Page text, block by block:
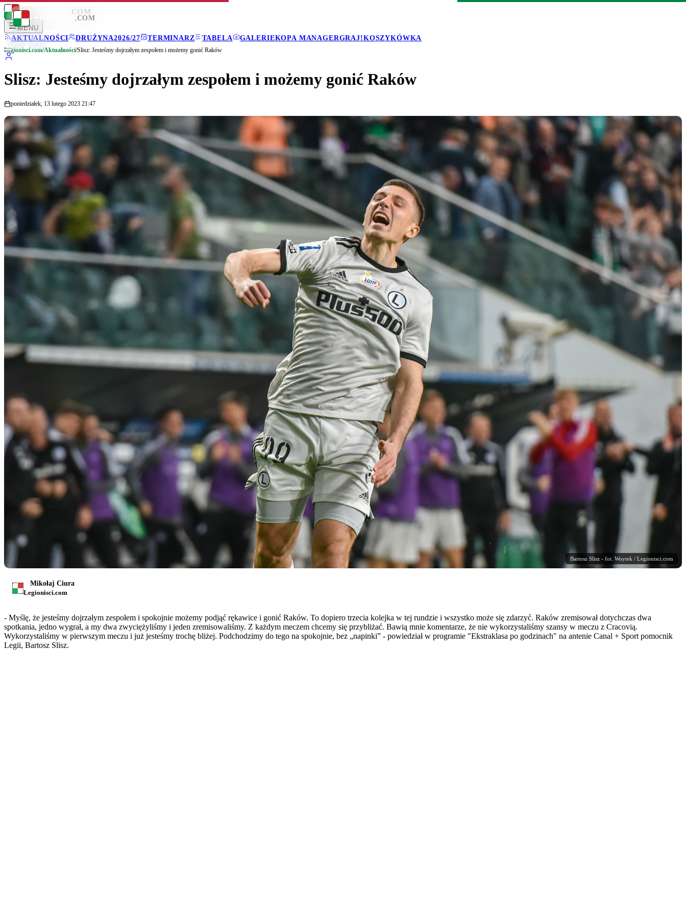
LEGIONISCI .COM
MENU
AKTUALNOŚCI
DRUŻYNA2026/27 TERMINARZ TABELA GALERIEKOPA MANAGERGRAJ!KOSZYKÓWKA
LEGIONISCI .COM
Legionisci.com/Aktualności/Slisz: Jesteśmy dojrzałym zespołem i możemy gonić Raków
Slisz: Jesteśmy dojrzałym zespołem i możemy gonić Raków
poniedziałek, 13 lutego 2023 21:47
Bartosz Slisz - fot. Woytek / Legionisci.com
Mikołaj Ciura
Legionisci.com
- Myślę, że jesteśmy dojrzałym zespołem i spokojnie możemy podjąć rękawice i gonić Raków. To dopiero trzecia kolejka w tej rundzie i wszystko może się zdarzyć. Raków zremisował dotychczas dwa
spotkania, jedno wygrał, a my dwa zwyciężyliśmy i jeden zremisowaliśmy. Z każdym meczem chcemy się przybliżać. Bawią mnie komentarze, że nie wykorzystaliśmy szansy w meczu z Cracovią.
Wykorzystaliśmy w pierwszym meczu i już jesteśmy trochę bliżej. Podchodzimy do tego na spokojnie, bez „napinki” - powiedział w programie "Ekstraklasa po godzinach" na antenie Canal + Sport pomocnik
Legii, Bartosz Slisz.